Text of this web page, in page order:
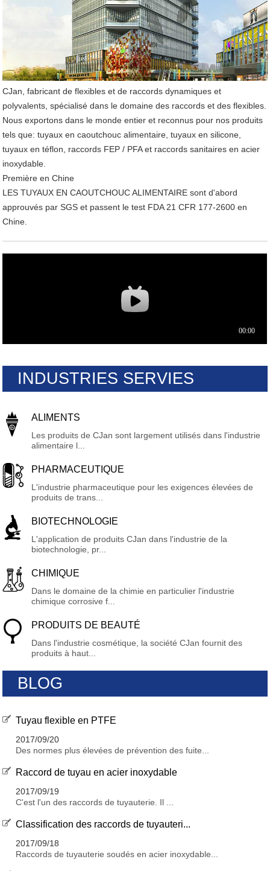
CJan, fabricant de flexibles et de raccords dynamiques et
polyvalents, spécialisé dans le domaine des raccords et des flexibles.
Nous exportons dans le monde entier et reconnus pour nos produits
tels que: tuyaux en caoutchouc alimentaire, tuyaux en silicone,
tuyaux en téflon, raccords FEP / PFA et raccords sanitaires en acier
inoxydable.
Première en Chine
LES TUYAUX EN CAOUTCHOUC ALIMENTAIRE sont d'abord
approuvés par SGS et passent le test FDA 21 CFR 177-2600 en
Chine.
INDUSTRIES SERVIES
ALIMENTS
Les produits de CJan sont largement utilisés dans l'industrie
alimentaire l...
PHARMACEUTIQUE
L'industrie pharmaceutique pour les exigences élevées de
produits de trans...
BIOTECHNOLOGIE
L'application de produits CJan dans l'industrie de la
biotechnologie, pr...
CHIMIQUE
Dans le domaine de la chimie en particulier l'industrie
chimique corrosive f...
PRODUITS DE BEAUTÉ
Dans l'industrie cosmétique, la société CJan fournit des
produits à haut...
BLOG
Tuyau flexible en PTFE
2017/09/20
Des normes plus élevées de prévention des fuite...
Raccord de tuyau en acier inoxydable
2017/09/19
C'est l'un des raccords de tuyauterie. Il ...
Classification des raccords de tuyauteri...
2017/09/18
Raccords de tuyauterie soudés en acier inoxydable...